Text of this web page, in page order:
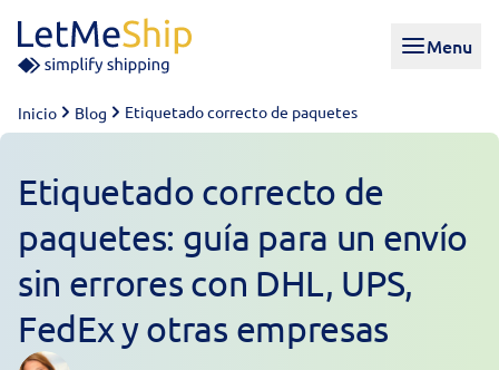
Menu
Inicio Blog Etiquetado correcto de paquetes
Etiquetado correcto de
paquetes: guía para un envío
sin errores con DHL, UPS,
FedEx y otras empresas